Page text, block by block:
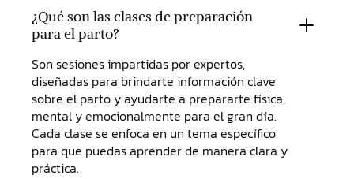
¿Qué son las clases de preparación
para el parto?
Son sesiones impartidas por expertos,
diseñadas para brindarte información clave
sobre el parto y ayudarte a prepararte física,
mental y emocionalmente para el gran día.
Cada clase se enfoca en un tema específico
para que puedas aprender de manera clara y
práctica.